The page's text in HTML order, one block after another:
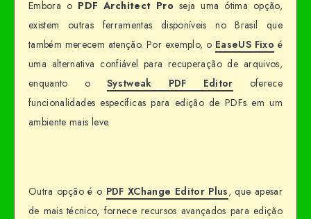
Embora o PDF Architect Pro seja uma ótima opção,
existem outras ferramentas disponíveis no Brasil que
também merecem atenção. Por exemplo, o EaseUS Fixo é
uma alternativa confiável para recuperação de arquivos,
enquanto o Systweak PDF Editor oferece
funcionalidades específicas para edição de PDFs em um
ambiente mais leve.
Outra opção é o PDF XChange Editor Plus, que apesar
de mais técnico, fornece recursos avançados para edição